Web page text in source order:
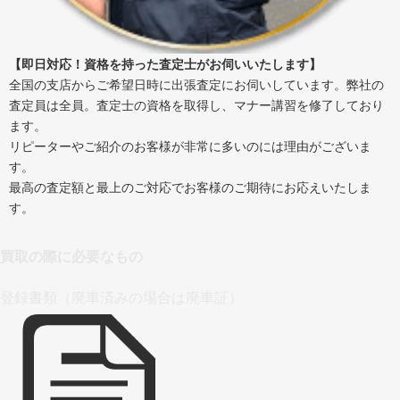
【即日対応！資格を持った査定士がお伺いいたします】
全国の支店からご希望日時に出張査定にお伺いしています。弊社の
査定員は全員。査定士の資格を取得し、マナー講習を修了しており
ます。
リピーターやご紹介のお客様が非常に多いのには理由がございま
す。
最高の査定額と最上のご対応でお客様のご期待にお応えいたしま
す。